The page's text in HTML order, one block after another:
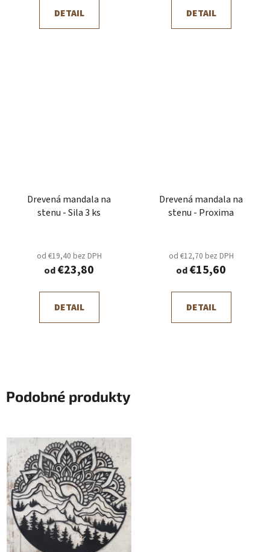
DETAIL DETAIL
Drevená mandala na
stenu - Sila 3 ks
od €19,40 bez DPH
od€23,80
DETAIL
Drevená mandala na
stenu - Proxima
od €12,70 bez DPH
od€15,60
DETAIL
Podobné produkty